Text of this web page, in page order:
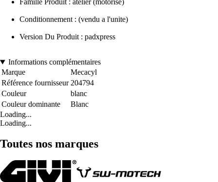
Famille Produit : atelier (motorise)
Conditionnement : (vendu a l'unite)
Version Du Produit : padxpress
Informations complémentaires
Marque
Mecacyl
Référence fournisseur 204794
Couleur
blanc
Couleur dominante
Blanc
Loading...
Loading...
Toutes nos marques